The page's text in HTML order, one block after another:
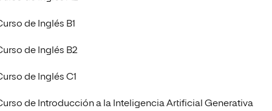
de Inglés B1
de Inglés B2
de Inglés C1
de Introducción a la Inteligencia Artificial Generativa